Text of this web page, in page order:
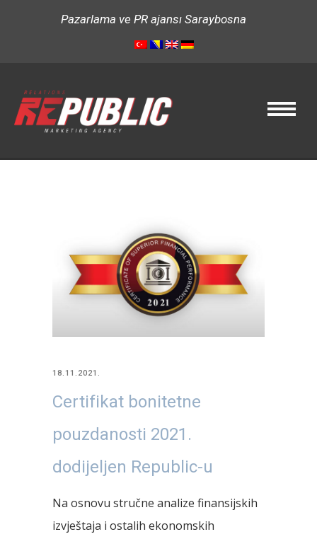
Pazarlama ve PR ajansı Saraybosna
18.11.2021.
Certifikat bonitetne
pouzdanosti 2021.
dodijeljen Republic-u
Na osnovu stručne analize finansijskih
izvještaja i ostalih ekonomskih